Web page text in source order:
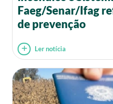
Faeg/Senar/Ifag
de prevenção
Ler notícia